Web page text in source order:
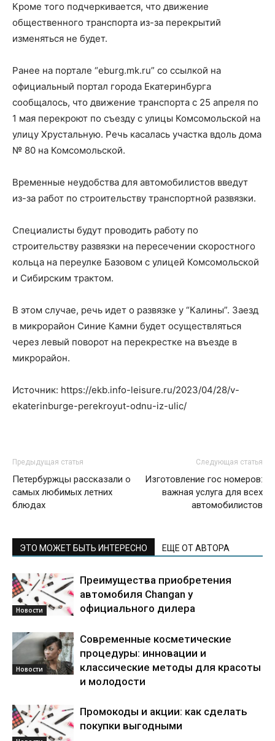
Кроме того подчеркивается, что движение
общественного транспорта из-за перекрытий
изменяться не будет.
Ранее на портале “eburg.mk.ru” со ссылкой на
официальный портал города Екатеринбурга
сообщалось, что движение транспорта с 25 апреля по
1 мая перекроют по съезду с улицы Комсомольской на
улицу Хрустальную. Речь касалась участка вдоль дома
№ 80 на Комсомольской.
Временные неудобства для автомобилистов введут
из-за работ по строительству транспортной развязки.
Специалисты будут проводить работу по
строительству развязки на пересечении скоростного
кольца на переулке Базовом с улицей Комсомольской
и Сибирским трактом.
В этом случае, речь идет о развязке у “Калины”. Заезд
в микрорайон Синие Камни будет осуществляться
через левый поворот на перекрестке на въезде в
микрорайон.
Источник: https://ekb.info-leisure.ru/2023/04/28/v-
ekaterinburge-perekroyut-odnu-iz-ulic/
Предыдущая статья
Петербуржцы рассказали о
самых любимых летних
блюдах
Следующая статья
Изготовление гос номеров:
важная услуга для всех
автомобилистов
ЭТО МОЖЕТ БЫТЬ ИНТЕРЕСНО ЕЩЕ ОТ АВТОРА
Новости
Преимущества приобретения
автомобиля Changan у
официального дилера
Новости
Современные косметические
процедуры: инновации и
классические методы для красоты
и молодости
Промокоды и акции: как сделать
покупки выгодными